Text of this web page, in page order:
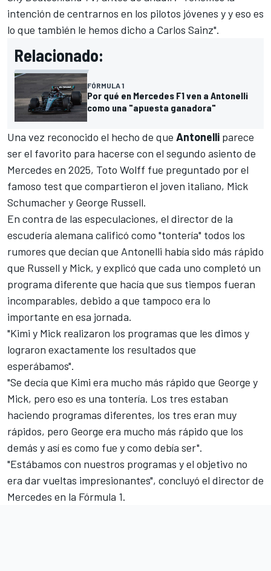
intención de centrarnos en los pilotos jóvenes y y eso es
lo que también le hemos dicho a Carlos Sainz".
Relacionado:
FÓRMULA 1
Por qué en Mercedes F1 ven a Antonelli
como una "apuesta ganadora"
Una vez reconocido el hecho de que Antonelli parece
ser el favorito para hacerse con el segundo asiento de
Mercedes en 2025, Toto Wolff fue preguntado por el
famoso test que compartieron el joven italiano, Mick
Schumacher y George Russell.
En contra de las especulaciones, el director de la
escudería alemana calificó como "tontería" todos los
rumores que decían que Antonelli había sido más rápido
que Russell y Mick, y explicó que cada uno completó un
programa diferente que hacía que sus tiempos fueran
incomparables, debido a que tampoco era lo
importante en esa jornada.
"Kimi y Mick realizaron los programas que les dimos y
lograron exactamente los resultados que
esperábamos".
"Se decía que Kimi era mucho más rápido que George y
Mick, pero eso es una tontería. Los tres estaban
haciendo programas diferentes, los tres eran muy
rápidos, pero George era mucho más rápido que los
demás y así es como fue y como debía ser".
"Estábamos con nuestros programas y el objetivo no
era dar vueltas impresionantes", concluyó el director de
Mercedes en la Fórmula 1.